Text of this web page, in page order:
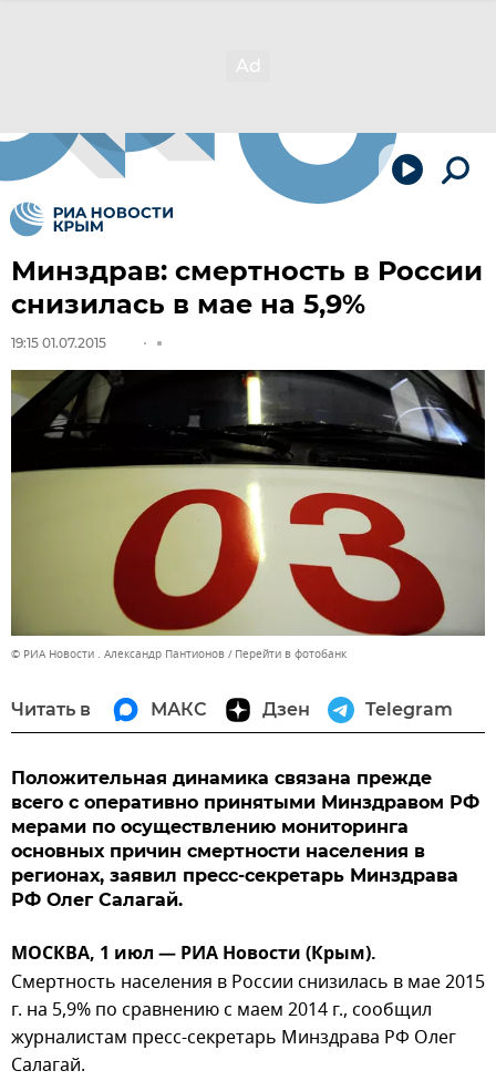
Минздрав: смертность в России
снизилась в мае на 5,9%
19:15 01.07.2015
© РИА Новости . Александр Пантионов Перейти в фотобанк
Читать в МАКС Дзен Telegram
Положительная динамика связана прежде
всего с оперативно принятыми Минздравом РФ
мерами по осуществлению мониторинга
основных причин смертности населения в
регионах, заявил пресс-секретарь Минздрава
РФ Олег Салагай.
МОСКВА, 1 июл — РИА Новости (Крым).
Смертность населения в России снизилась в мае 2015
г. на 5,9% по сравнению с маем 2014 г., сообщил
журналистам пресс-секретарь Минздрава РФ Олег
Салагай.